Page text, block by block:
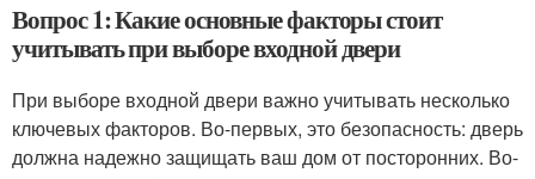
Вопрос 1: Какие основные факторы стоит
учитывать при выборе входной двери
При выборе входной двери важно учитывать несколько
ключевых факторов. Во-первых, это безопасность: дверь
должна надежно защищать ваш дом от посторонних. Во-